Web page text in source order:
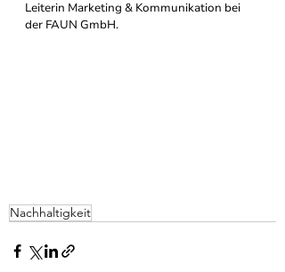
Leiterin Marketing & Kommunikation bei
der FAUN GmbH.
Nachhaltigkeit